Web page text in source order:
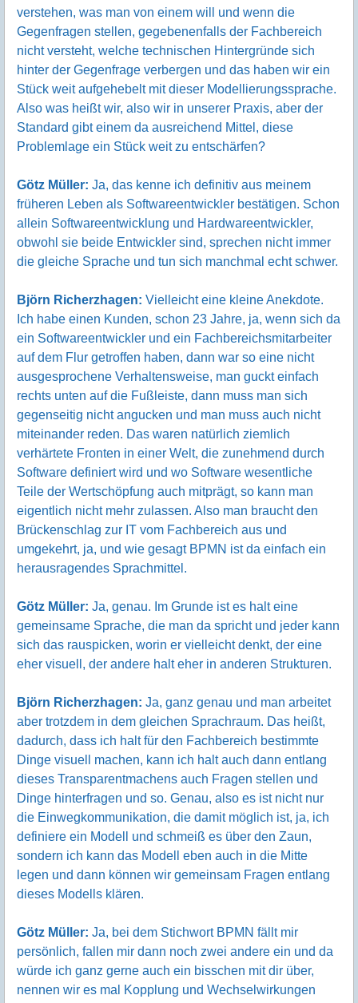
verstehen, was man von einem will und wenn die
Gegenfragen stellen, gegebenenfalls der Fachbereich
nicht versteht, welche technischen Hintergründe sich
hinter der Gegenfrage verbergen und das haben wir ein
Stück weit aufgehebelt mit dieser Modellierungssprache.
Also was heißt wir, also wir in unserer Praxis, aber der
Standard gibt einem da ausreichend Mittel, diese
Problemlage ein Stück weit zu entschärfen?
Götz Müller: Ja, das kenne ich definitiv aus meinem
früheren Leben als Softwareentwickler bestätigen. Schon
allein Softwareentwicklung und Hardwareentwickler,
obwohl sie beide Entwickler sind, sprechen nicht immer
die gleiche Sprache und tun sich manchmal echt schwer.
Björn Richerzhagen: Vielleicht eine kleine Anekdote.
Ich habe einen Kunden, schon 23 Jahre, ja, wenn sich da
ein Softwareentwickler und ein Fachbereichsmitarbeiter
auf dem Flur getroffen haben, dann war so eine nicht
ausgesprochene Verhaltensweise, man guckt einfach
rechts unten auf die Fußleiste, dann muss man sich
gegenseitig nicht angucken und man muss auch nicht
miteinander reden. Das waren natürlich ziemlich
verhärtete Fronten in einer Welt, die zunehmend durch
Software definiert wird und wo Software wesentliche
Teile der Wertschöpfung auch mitprägt, so kann man
eigentlich nicht mehr zulassen. Also man braucht den
Brückenschlag zur IT vom Fachbereich aus und
umgekehrt, ja, und wie gesagt BPMN ist da einfach ein
herausragendes Sprachmittel.
Götz Müller: Ja, genau. Im Grunde ist es halt eine
gemeinsame Sprache, die man da spricht und jeder kann
sich das rauspicken, worin er vielleicht denkt, der eine
eher visuell, der andere halt eher in anderen Strukturen.
Björn Richerzhagen: Ja, ganz genau und man arbeitet
aber trotzdem in dem gleichen Sprachraum. Das heißt,
dadurch, dass ich halt für den Fachbereich bestimmte
Dinge visuell machen, kann ich halt auch dann entlang
dieses Transparentmachens auch Fragen stellen und
Dinge hinterfragen und so. Genau, also es ist nicht nur
die Einwegkommunikation, die damit möglich ist, ja, ich
definiere ein Modell und schmeiß es über den Zaun,
sondern ich kann das Modell eben auch in die Mitte
legen und dann können wir gemeinsam Fragen entlang
dieses Modells klären.
Götz Müller: Ja, bei dem Stichwort BPMN fällt mir
persönlich, fallen mir dann noch zwei andere ein und da
würde ich ganz gerne auch ein bisschen mit dir über,
nennen wir es mal Kopplung und Wechselwirkungen